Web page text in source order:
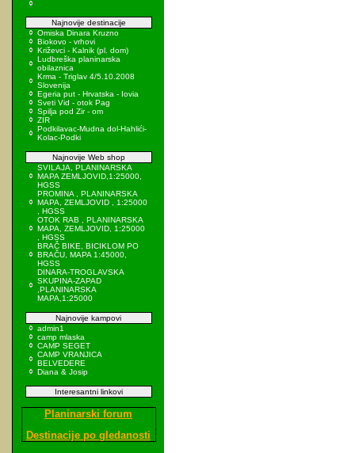
Najnovije destinacije
Omiska Dinara Kruzno
Biokovo - vrhovi
Križevci - Kalnik (pl. dom)
Ludbreška planinarska
obilaznica
Krma - Triglav 4/5.10.2008
Slovenija
Egeria put - Hrvatska - Iovia
Sveti Vid - otok Pag
Spilja pod Zir - om
ZIR
Podkilavac-Mudna dol-Hahlići-
Kolac-Podki
Najnovije Web shop
SVILAJA, PLANINARSKA
MAPA ZEMLJOVID,1:25000,
HGSS
PROMINA , PLANINARSKA
MAPA, ZEMLJOVID , 1:25000
, HGSS
OTOK RAB , PLANINARSKA
MAPA, ZEMLJOVID, 1:25000
, HGSS
BRAČ BIKE, BICIKLOM PO
BRAČU, MAPA 1:45000,
HGSS
DINARA-TROGLAVSKA
SKUPINA-ZAPAD
,PLANINARSKA
MAPA,1:25000
Najnovije kampovi
admin1
camp mlaska
CAMP SEGET
CAMP VRANJICA
BELVEDERE
Diana & Josip
Interesantni linkovi
Planinarski forum
Destinacije po gledanosti